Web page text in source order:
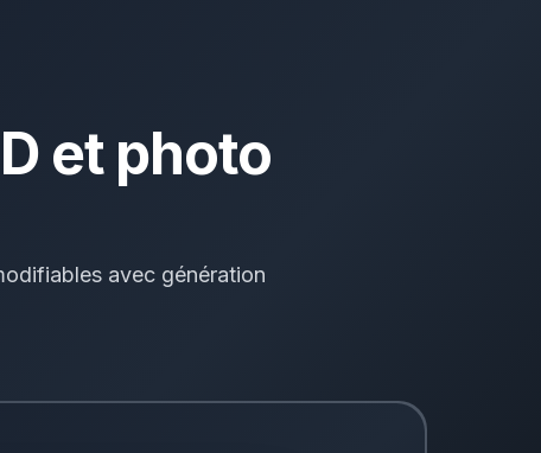
et photo
avec génération